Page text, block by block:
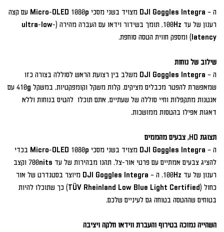
רענון של עד 100Hz, תומך בשידור וידאו עם העברה מהירה (ultra-low-
שילוב של נוחות
תצוגת HD, צבעים מהממים
השהייה נמוכה בטירוף והעברת ווידאו חלקה ויציבה